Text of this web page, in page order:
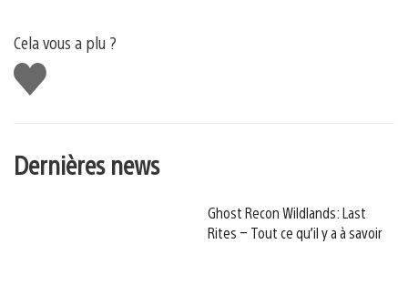
Cela vous a plu ?
J'aime
Dernières news
Ghost Recon Wildlands: Last
Rites – Tout ce qu’il y a à savoir